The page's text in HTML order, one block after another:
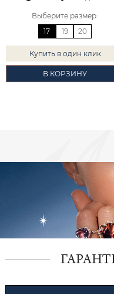
Выберите размер:
17
19 20
Купить в один клик
В КОРЗИНУ